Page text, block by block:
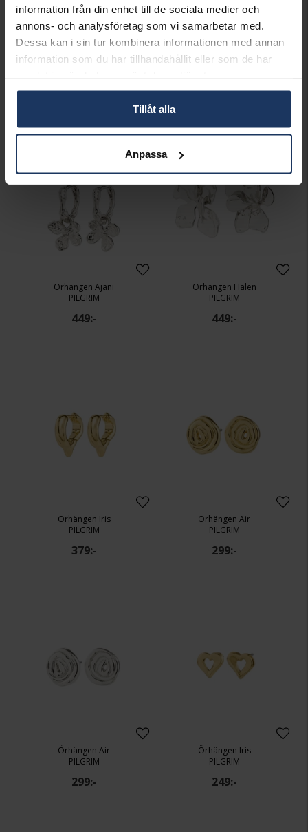
information från din enhet till de sociala medier och
annons- och analysföretag som vi samarbetar med.
Dessa kan i sin tur kombinera informationen med annan
information som du har tillhandahållit eller som de har
Tillåt alla
Anpassa
Örhängen Mylan
PILGRIM
449:-
Örhängen Ajani
PILGRIM
449:-
Örhängen Ajani
PILGRIM
449:-
Örhängen Halen
PILGRIM
449:-
Örhängen Iris
PILGRIM
379:-
Örhängen Air
PILGRIM
299:-
Örhängen Air
PILGRIM
299:-
Örhängen Iris
PILGRIM
249:-